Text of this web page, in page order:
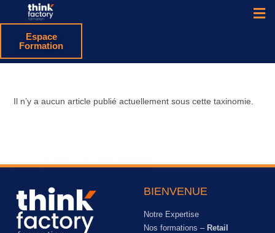
Espace
Formation
Il n’y a aucun article publié actuellement sous cette taxinomie.
BIENVENUE
Notre Expertise
Nos formations – Retail